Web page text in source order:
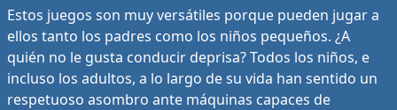
Estos juegos son muy versátiles porque pueden jugar a
ellos tanto los padres como los niños pequeños. ¿A
quién no le gusta conducir deprisa? Todos los niños, e
incluso los adultos, a lo largo de su vida han sentido un
respetuoso asombro ante máquinas capaces de